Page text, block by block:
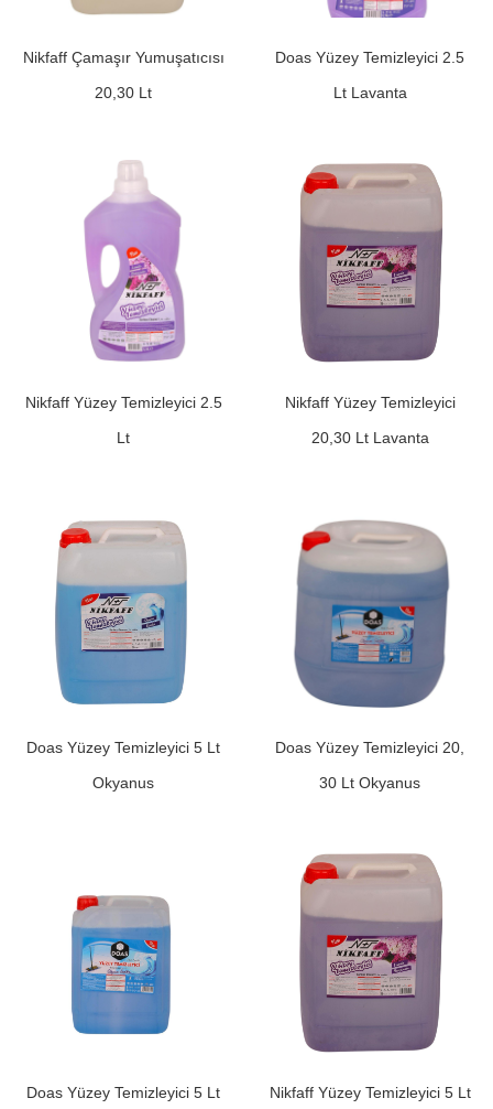
Nikfaff Çamaşır Yumuşatıcısı
20,30 Lt
Doas Yüzey Temizleyici 2.5
Lt Lavanta
Nikfaff Yüzey Temizleyici 2.5
Lt
Nikfaff Yüzey Temizleyici
20,30 Lt Lavanta
Doas Yüzey Temizleyici 5 Lt
Okyanus
Doas Yüzey Temizleyici 20,
30 Lt Okyanus
Doas Yüzey Temizleyici 5 Lt Nikfaff Yüzey Temizleyici 5 Lt